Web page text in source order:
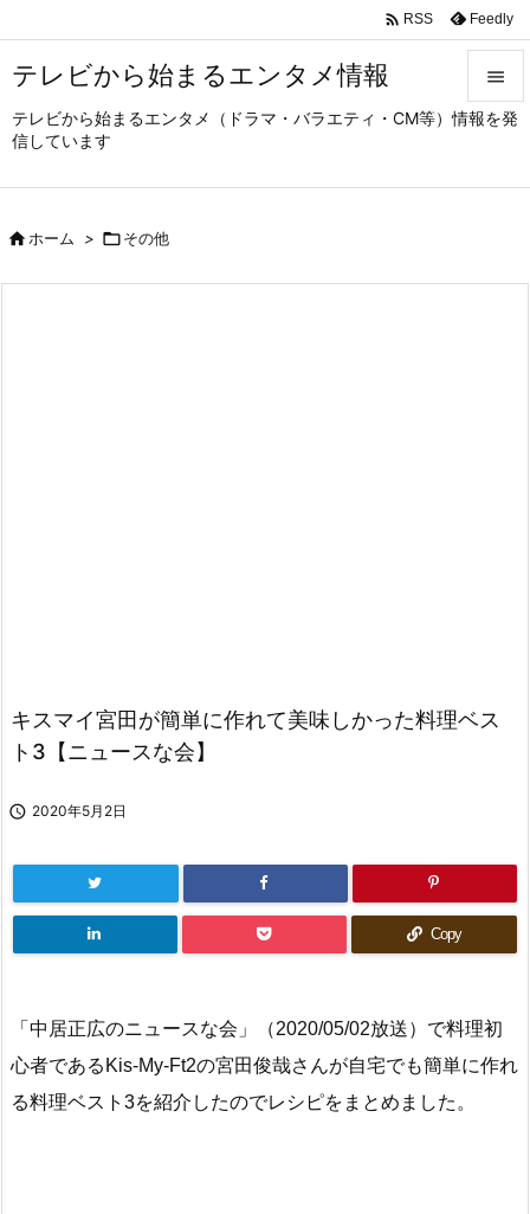
テレビから始まるエンタメ情報
テレビから始まるエンタメ（ドラマ・バラエティ・CM等）情報を発
信しています



 RSS Feedly
ホーム > その他
キスマイ宮田が簡単に作れて美味しかった料理ベス
ト3【ニュースな会】
 2020年5月2日
Copy
「中居正広のニュースな会」（2020/05/02放送）で料理初
心者であるKis-My-Ft2の宮田俊哉さんが自宅でも簡単に作れ
る料理ベスト3を紹介したのでレシピをまとめました。